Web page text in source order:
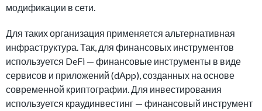
модификации в сети.
Для таких организация применяется альтернативная
инфраструктура. Так, для финансовых инструментов
используется DeFi — финансовые инструменты в виде
сервисов и приложений (dApp), созданных на основе
современной криптографии. Для инвестирования
используется краудинвестинг — финансовый инструмент